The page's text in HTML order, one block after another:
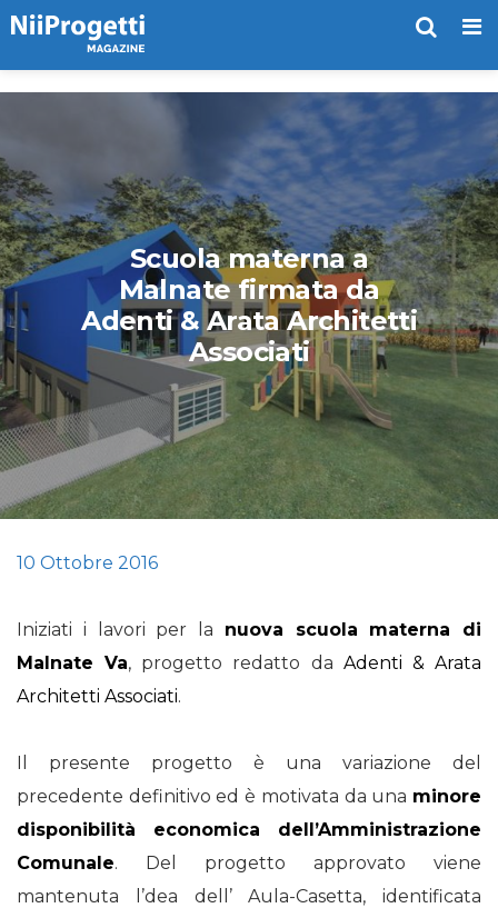
Scuola materna a
Malnate firmata da
Adenti & Arata Architetti
Associati
10 Ottobre 2016
Iniziati i lavori per la nuova scuola materna di
Malnate Va, progetto redatto da Adenti & Arata
Architetti Associati.
Il presente progetto è una variazione del
precedente definitivo ed è motivata da una minore
disponibilità economica dell’Amministrazione
Comunale. Del progetto approvato viene
mantenuta l’dea dell’ Aula-Casetta, identificata